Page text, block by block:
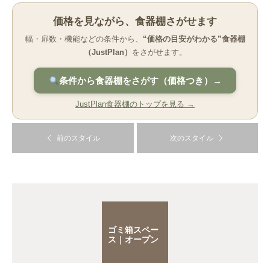
価格を見ながら、食器棚さがせます
幅・扉数・機能などの条件から、 “価格の目安がわかる”食器棚
（JustPlan） をさがせます。
条件から食器棚をさがす（価格つき）→
JustPlan食器棚のトップを見る →
前のスタイル 次のスタイル
ゴミ箱スペー
ス｜オープン